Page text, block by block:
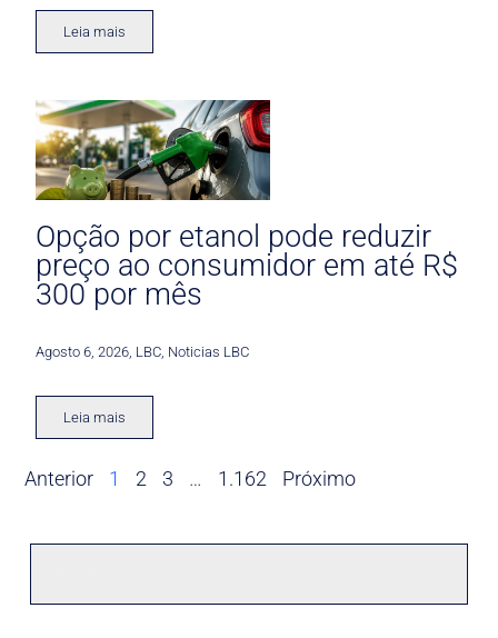
Leia mais
Opção por etanol pode reduzir
preço ao consumidor em até R$
300 por mês
Agosto 6, 2026 LBC Noticias LBC
Leia mais
Anterior 1 2 3 … 1.162 Próximo